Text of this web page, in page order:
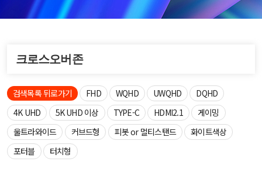
크로스오버존
검색목록 뒤로가기 FHD WQHD UWQHD
DQHD
4K UHD
5K UHD 이상 TYPE-C HDMI2.1
게이밍
울트라와이드
커브드형 피봇 or 멀티스탠드
화이트색상
포터블
터치형